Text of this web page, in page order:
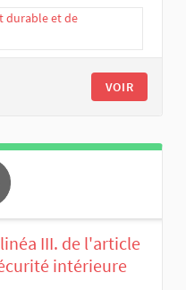
durable et de
VOIR
III. de l'article
intérieure